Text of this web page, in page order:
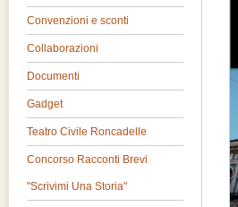
Convenzioni e sconti
Collaborazioni
Documenti
Gadget
Teatro Civile Roncadelle
Concorso Racconti Brevi
"Scrivimi Una Storia"